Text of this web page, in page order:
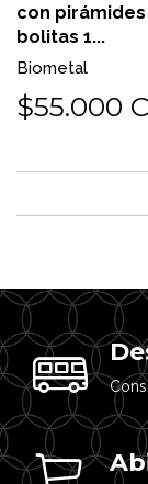
con
bolitas 1...
Biometal
$55.000